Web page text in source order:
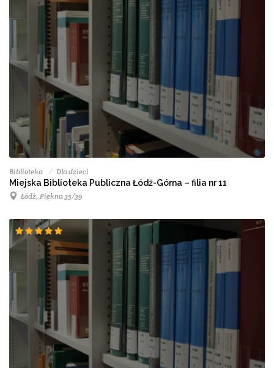
Biblioteka Dla dzieci
Miejska Biblioteka Publiczna Łódź-Górna – filia nr 11
Łódź, Piękna 35/39